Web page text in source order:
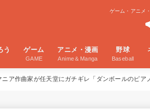
ゲーム・アニメ
う ゲーム
GAME
アニメ・漫画
Anime＆Manga
野球
Baseball
ア作曲家が任天堂にガチギレ「ダンボールのピア